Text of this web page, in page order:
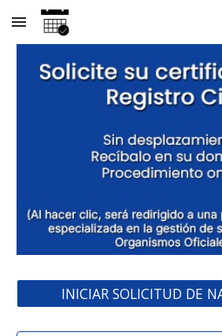
Skip to main content
INICIAR SOLICITUD DE